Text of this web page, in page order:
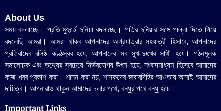
About Us
সময় বদলাচ্ছে। প্রতি মুহুর্তে দুনিয়া বদলাচ্ছে। গতির দুনিয়ার সঙ্গে পাল্লা দিতে গিয়ে
বদলেছি আমরা। আমরা থাকব আপনাদের অগ্রযাত্রার সহযাত্রী হিসাবে, আপনাদের
প্রতিবাদের বলিষ্ঠ কণ্ঠস্বর হয়ে, আপনাদের সব সুখ-দুঃখের সাথী হয়ে। গঠনমূলক
সমালোচক এবং তথ্যের সবচেয়ে নির্ভরযোগ্য উ‍ৎস হয়ে, সংবাদমাধ্যম হিসেবে আমাদের
কাজ খবর প্রকাশ করা। শাসন করা নয়, শাসকদের জবাবদিহির আওতায় আনাই আমাদের
দায়িত্ব। আপনারাও থাকুন আমাদের চলার পথে, বন্ধুর পথে বন্ধু হয়ে।